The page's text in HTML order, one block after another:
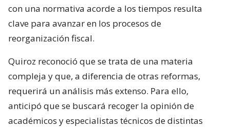
con una normativa acorde a los tiempos resulta
clave para avanzar en los procesos de
reorganización fiscal.
Quiroz reconoció que se trata de una materia
compleja y que, a diferencia de otras reformas,
requerirá un análisis más extenso. Para ello,
anticipó que se buscará recoger la opinión de
académicos y especialistas técnicos de distintas